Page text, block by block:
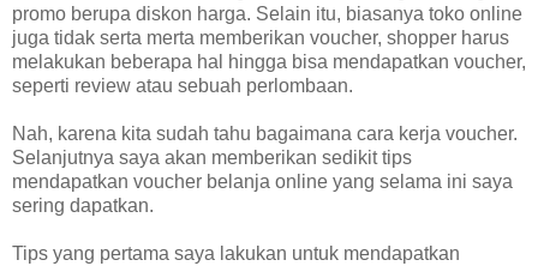
promo berupa diskon harga. Selain itu, biasanya toko online
juga tidak serta merta memberikan voucher, shopper harus
melakukan beberapa hal hingga bisa mendapatkan voucher,
seperti review atau sebuah perlombaan.
Nah, karena kita sudah tahu bagaimana cara kerja voucher.
Selanjutnya saya akan memberikan sedikit tips
mendapatkan voucher belanja online yang selama ini saya
sering dapatkan.
Tips yang pertama saya lakukan untuk mendapatkan